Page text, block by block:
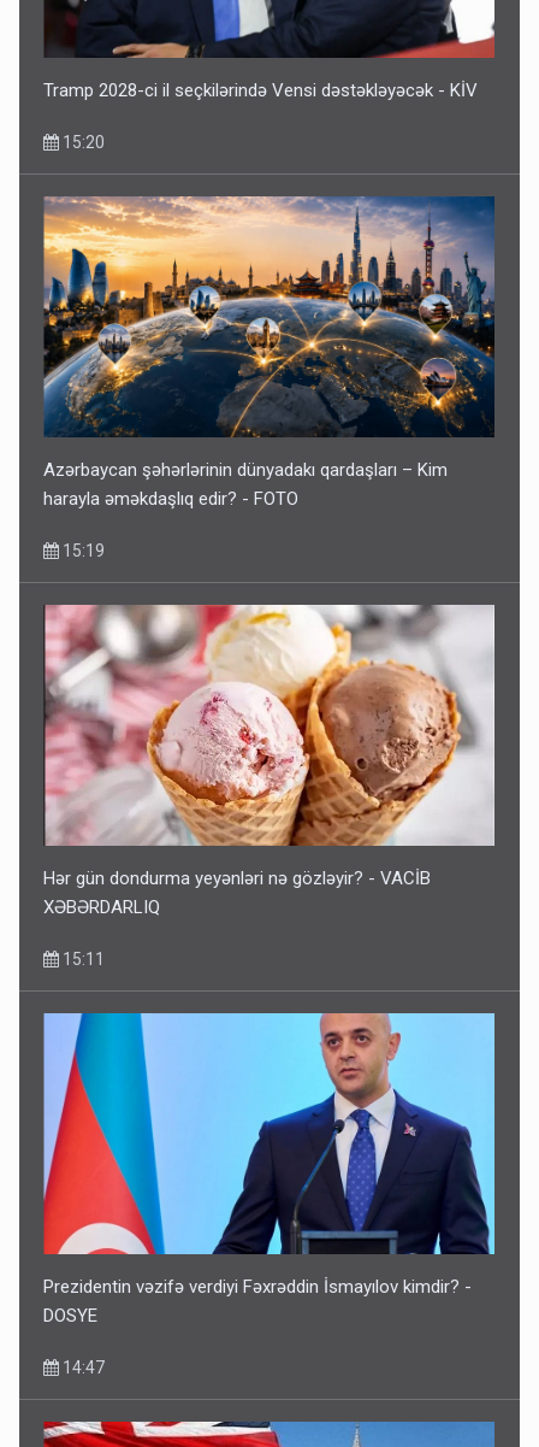
Tramp 2028-ci il seçkilərində Vensi dəstəkləyəcək - KİV
15:20
Azərbaycan şəhərlərinin dünyadakı qardaşları – Kim
harayla əməkdaşlıq edir? - FOTO
15:19
Hər gün dondurma yeyənləri nə gözləyir? - VACİB
XƏBƏRDARLIQ
15:11
Prezidentin vəzifə verdiyi Fəxrəddin İsmayılov kimdir? -
DOSYE
14:47